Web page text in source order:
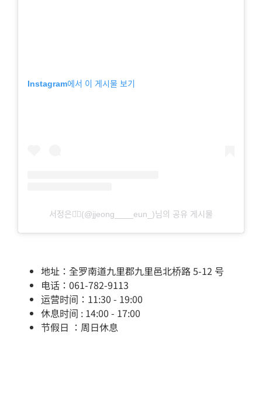
Instagram에서 이 게시물 보기
서정은◡̈⃝(@jjeong____eun_)님의 공유 게시물
地址：全罗南道九里郡九里邑北桥路 5-12 号
电话：061-782-9113
运营时间：11:30 - 19:00
休息时间 : 14:00 - 17:00
节假日 ：周日休息